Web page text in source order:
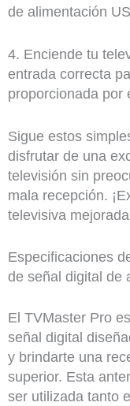
de alimentación
4. Enciende tu
entrada correcta
proporcionada por
Sigue estos
disfrutar de una
televisión sin
mala recepción.
televisiva
Especificaciones
de señal digital de
El TVMaster Pro
señal digital
y brindarte una
superior. Esta
ser utilizada tanto